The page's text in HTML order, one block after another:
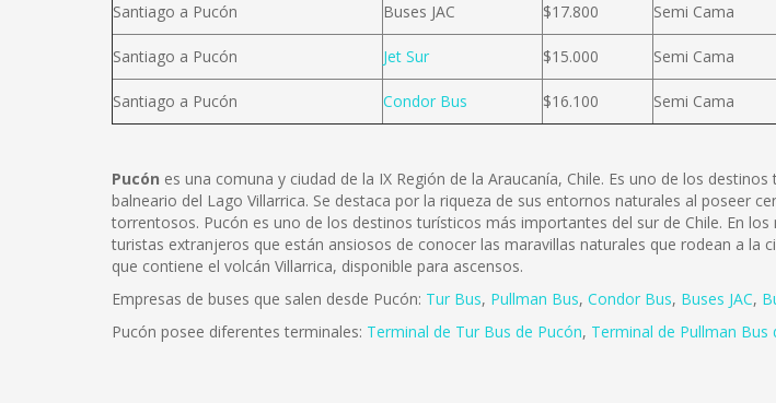
Santiago a Pucón Buses JAC $17.800 Semi Cama
Santiago a Pucón Jet Sur $15.000 Semi Cama
Santiago a Pucón Condor Bus $16.100 Semi Cama
Pucón es una comuna y ciudad de la IX Región de la Araucanía, Chile. Es uno de los
balneario del Lago Villarrica. Se destaca por la riqueza de sus entornos naturales al poseer
torrentosos. Pucón es uno de los destinos turísticos más importantes del sur de Chile. En
turistas extranjeros que están ansiosos de conocer las maravillas naturales que rodean a la
que contiene el volcán Villarrica, disponible para ascensos.
Empresas de buses que salen desde Pucón: Tur Bus, Pullman Bus, Condor Bus, Buses JAC,
Pucón posee diferentes terminales: Terminal de Tur Bus de Pucón, Terminal de Pullman Bus